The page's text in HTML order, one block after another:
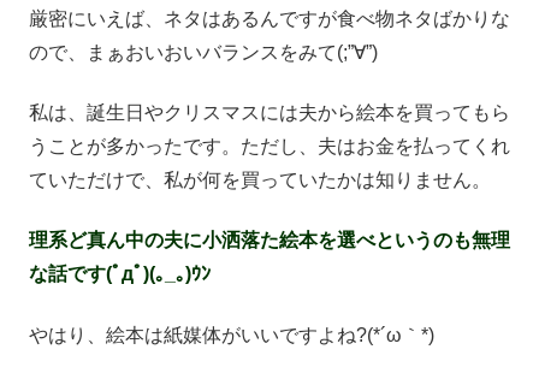
厳密にいえば、ネタはあるんですが食べ物ネタばかりな
ので、まぁおいおいバランスをみて(;”∀”)
私は、誕生日やクリスマスには夫から絵本を買ってもら
うことが多かったです。ただし、夫はお金を払ってくれ
ていただけで、私が何を買っていたかは知りません。
理系ど真ん中の夫に小洒落た絵本を選べというのも無理
な話です(ﾟдﾟ)(｡_｡)ｳﾝ
やはり、絵本は紙媒体がいいですよね?(*´ω｀*)